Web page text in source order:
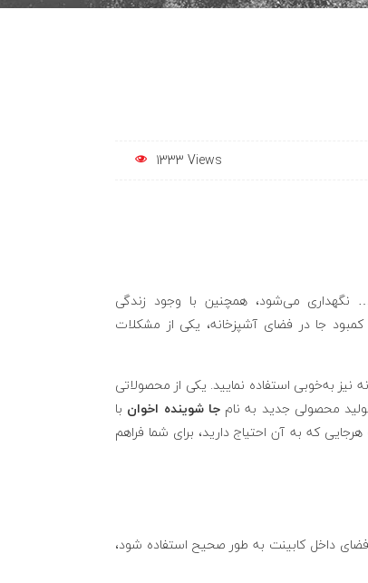
1333 Views
نگهداری می‌شود، همچنین با وجود زندگی
جا در فضای آشپزخانه، یکی از مشکلات
نیز به‌خوبی استفاده نمایید. یکی از محصولاتی
محصولی جدید به نامجا شوینده اخوان با
که به آن احتیاج دارید، برای شما فراهم
فضای داخل کابینت به طور صحیح استفاده شود،